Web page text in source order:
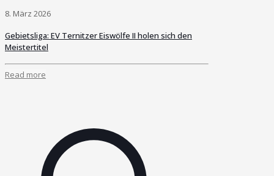
8. März 2026
Gebietsliga: EV Ternitzer Eiswölfe II holen sich den
Meistertitel
Read more